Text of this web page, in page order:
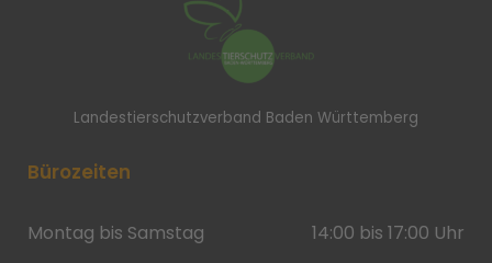
Landestierschutzverband Baden Württemberg
Bürozeiten
Montag bis Samstag
14:00 bis 17:00 Uhr